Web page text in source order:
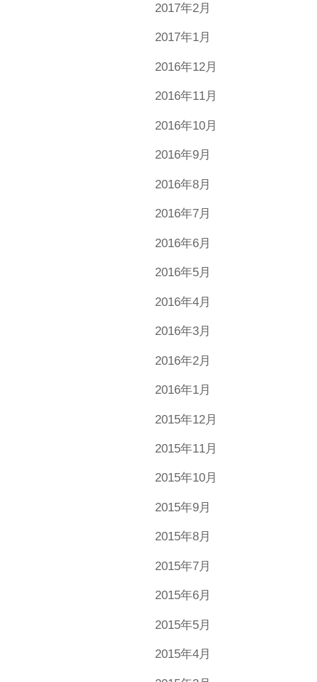
2017年2月
2017年1月
2016年12月
2016年11月
2016年10月
2016年9月
2016年8月
2016年7月
2016年6月
2016年5月
2016年4月
2016年3月
2016年2月
2016年1月
2015年12月
2015年11月
2015年10月
2015年9月
2015年8月
2015年7月
2015年6月
2015年5月
2015年4月